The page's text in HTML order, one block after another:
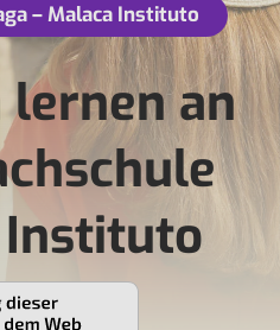
– Malaca Instituto
lernen an